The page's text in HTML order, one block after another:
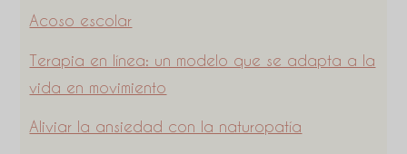
Acoso escolar
Terapia en línea: un modelo que se adapta a la
vida en movimiento
Aliviar la ansiedad con la naturopatía